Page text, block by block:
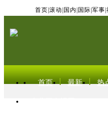
首页 滚动 国内 国际 军事
首页 最新 热